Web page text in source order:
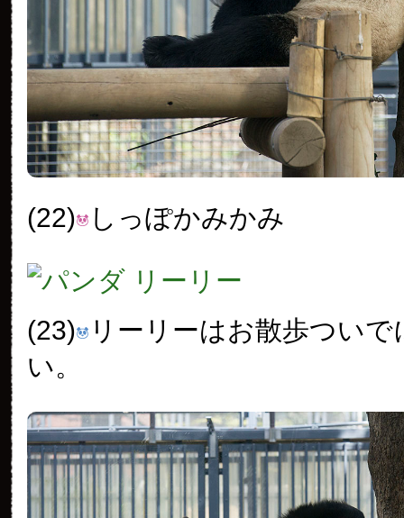
(22) しっぽかみかみ
(23)
リーリーはお散歩つい
い。